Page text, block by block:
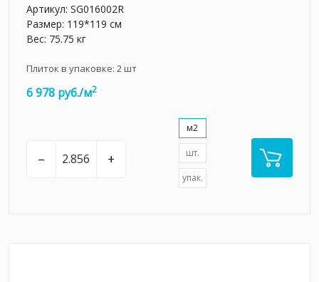
Артикул: SG016002R
Размер: 119*119 см
Вес: 75.75 кг
Плиток в упаковке: 2шт
6 978 руб./м2
– +
м2
шт.
упак.